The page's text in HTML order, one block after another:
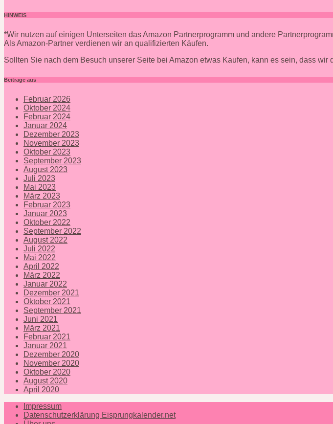
HINWEIS
*Wir nutzen auf einigen Unterseiten das Amazon Partnerprogramm und andere
Als Amazon-Partner verdienen wir an qualifizierten Käufen.
Sollten Sie nach dem Besuch unserer Seite bei Amazon etwas Kaufen, kann es sein, dass
Beiträge aus
Februar 2026
Oktober 2024
Februar 2024
Januar 2024
Dezember 2023
November 2023
Oktober 2023
September 2023
August 2023
Juli 2023
Mai 2023
März 2023
Februar 2023
Januar 2023
Oktober 2022
September 2022
August 2022
Juli 2022
Mai 2022
April 2022
März 2022
Januar 2022
Dezember 2021
Oktober 2021
September 2021
Juni 2021
März 2021
Februar 2021
Januar 2021
Dezember 2020
November 2020
Oktober 2020
August 2020
April 2020
Impressum
Datenschutzerklärung Eisprungkalender.net